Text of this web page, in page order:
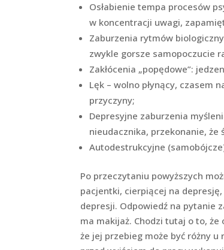
Osłabienie tempa procesów
w koncentracji uwagi,
Zaburzenia rytmów
zwykle gorsze samopoczucie
Zakłócenia „popędowe”:
Lęk – wolno płynący, czasem
przyczyny;
Depresyjne zaburzenia
nieudacznika, przekonanie, że
Autodestrukcyjne
Po przeczytaniu powyższych
pacjentki, cierpiącej na
depresji. Odpowiedź na pytanie
ma makijaż. Chodzi tutaj o to,
że jej przebieg może być różny